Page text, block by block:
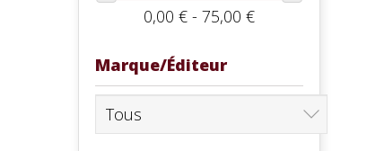
0,00 € - 75,00 €
Marque/Éditeur